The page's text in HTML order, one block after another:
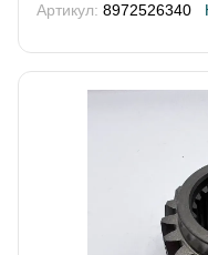
Артикул: 8972526340